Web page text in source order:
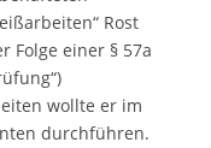
Rost
Folge einer § 57a
wollte er im
durchführen.